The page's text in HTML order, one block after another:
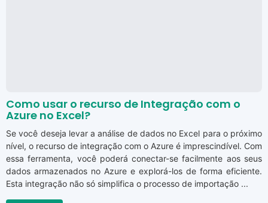
Como usar o recurso de Integração com o
Azure no Excel?
Se você deseja levar a análise de dados no Excel para o próximo
nível, o recurso de integração com o Azure é imprescindível. Com
essa ferramenta, você poderá conectar-se facilmente aos seus
dados armazenados no Azure e explorá-los de forma eficiente.
Esta integração não só simplifica o processo de importação ...